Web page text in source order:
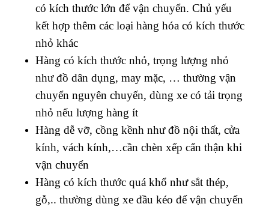
có kích thước lớn để vận chuyển. Chủ yếu
kết hợp thêm các loại hàng hóa có kích thước
nhỏ khác
Hàng có kích thước nhỏ, trọng lượng nhỏ
như đồ dân dụng, may mặc, … thường vận
chuyển nguyên chuyến, dùng xe có tải trọng
nhỏ nếu lượng hàng ít
Hàng dễ vỡ, cồng kềnh như đồ nội thất, cửa
kính, vách kính,…cần chèn xếp cẩn thận khi
vận chuyển
Hàng có kích thước quá khổ như sắt thép,
gỗ,.. thường dùng xe đầu kéo để vận chuyển